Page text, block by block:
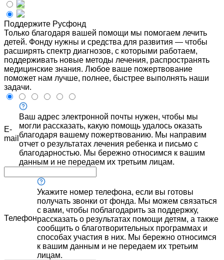
Поддержите Русфонд
Только благодаря вашей помощи мы помогаем лечить
детей. Фонду нужны и средства для развития — чтобы
расширять спектр диагнозов, с которыми работаем,
поддерживать новые методы лечения, распространять
медицинские знания. Любое ваше пожертвование
поможет нам лучше, полнее, быстрее выполнять наши
задачи.
E-
mail
Ваш адрес электронной почты нужен, чтобы мы
могли рассказать, какую помощь удалось оказать
благодаря вашему пожертвованию. Мы направим
отчет о результатах лечения ребенка и письмо с
благодарностью. Мы бережно относимся к вашим
данным и не передаем их третьим лицам.
Телефон
Укажите номер телефона, если вы готовы
получать звонки от фонда. Мы можем связаться
с вами, чтобы поблагодарить за поддержку,
рассказать о результатах помощи детям, а также
сообщить о благотворительных программах и
способах участия в них. Мы бережно относимся
к вашим данным и не передаем их третьим
лицам.